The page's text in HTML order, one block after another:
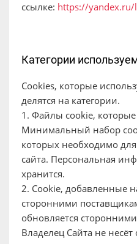
ссылке: https://
Категории
Cookies, которые
делятся на категории.
1. Файлы сookie, которые
Минимальный набор
которых необходимо
сайта. Персональная
хранится.
2. Cookie, добавленные
сторонними
обновляется
Владелец Сайта не несёт